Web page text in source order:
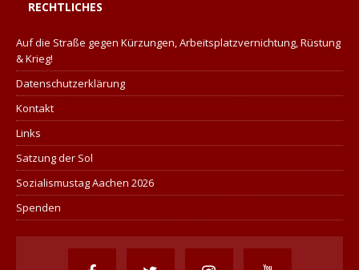
RECHTLICHES
Auf die Straße gegen Kürzungen, Arbeitsplatzvernichtung, Rüstung
& Krieg!
Datenschutzerklärung
Kontakt
Links
Satzung der Sol
Sozialismustag Aachen 2026
Spenden